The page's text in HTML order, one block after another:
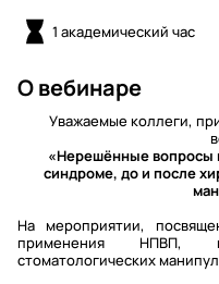
1 академический час
О вебинаре
Уважаемые коллеги,
«Нерешённые вопросы
синдроме, до и после
На мероприятии,
применения НПВП, в
стоматологических